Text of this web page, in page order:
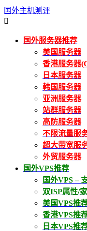
国外主机测评

国外服务器推荐
美国服务器
香港服务器
日本服务器
韩国服务器
亚洲服务器
站群服务器
高防服务器
不限流量服
超大带宽服
外贸服务器
国外VPS推荐
国外VPS –
双ISP属性/
美国VPS推
香港VPS推
日本VPS推